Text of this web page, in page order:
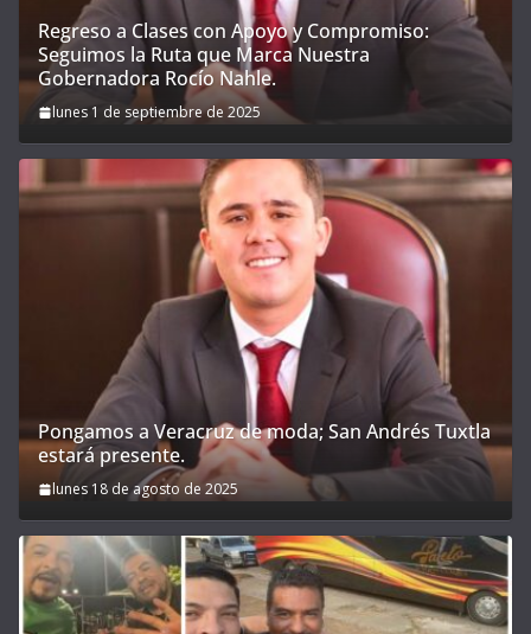
Regreso a Clases con Apoyo y Compromiso:
Seguimos la Ruta que Marca Nuestra
Gobernadora Rocío Nahle.
lunes 1 de septiembre de 2025
Pongamos a Veracruz de moda; San Andrés Tuxtla
estará presente.
lunes 18 de agosto de 2025